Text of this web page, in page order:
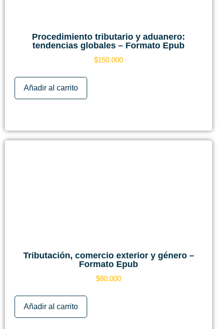
Procedimiento tributario y aduanero:
tendencias globales – Formato Epub
$150.000
Añadir al carrito
Tributación, comercio exterior y género –
Formato Epub
$80.000
Añadir al carrito